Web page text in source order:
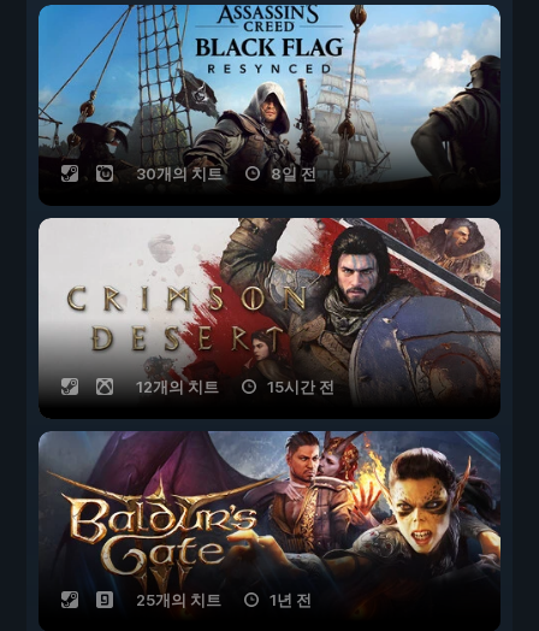
30개의 치트 8일 전
12개의 치트 15시간 전
25개의 치트 1년 전